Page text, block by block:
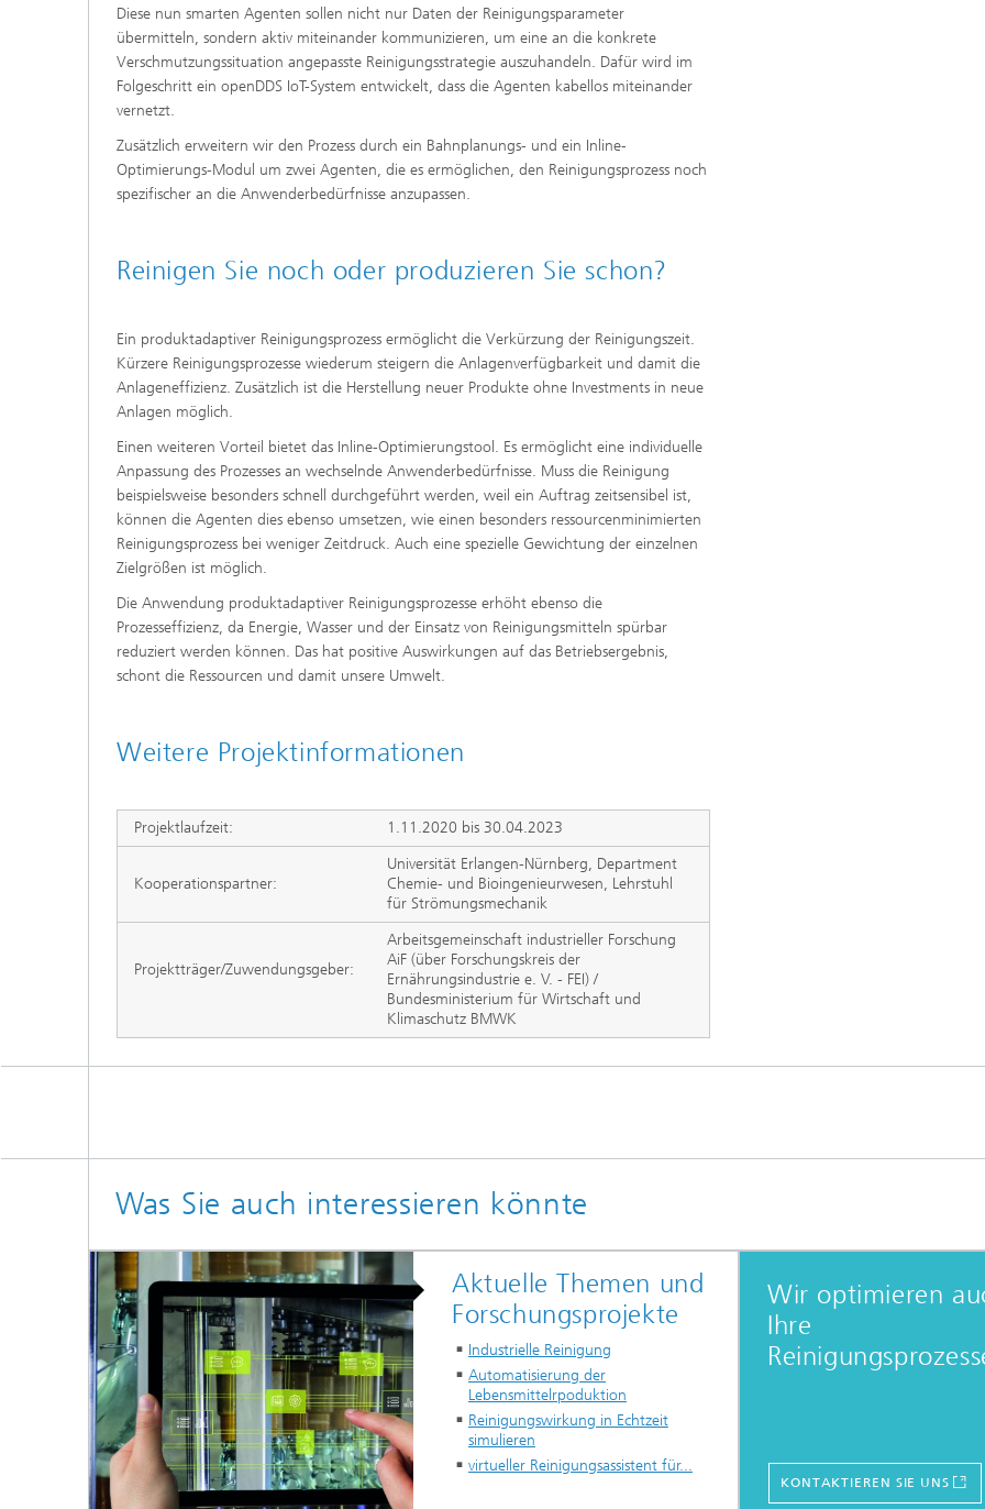
Diese nun smarten Agenten sollen nicht nur Daten der Reinigungsparameter
übermitteln, sondern aktiv miteinander kommunizieren, um eine an die konkrete
Verschmutzungssituation angepasste Reinigungsstrategie auszuhandeln. Dafür wird im
Folgeschritt ein openDDS IoT-System entwickelt, dass die Agenten kabellos miteinander
vernetzt.
Zusätzlich erweitern wir den Prozess durch ein Bahnplanungs- und ein Inline-
Optimierungs-Modul um zwei Agenten, die es ermöglichen, den Reinigungsprozess noch
spezifischer an die Anwenderbedürfnisse anzupassen.
Reinigen Sie noch oder produzieren Sie schon?
Ein produktadaptiver Reinigungsprozess ermöglicht die Verkürzung der Reinigungszeit.
Kürzere Reinigungsprozesse wiederum steigern die Anlagenverfügbarkeit und damit die
Anlageneffizienz. Zusätzlich ist die Herstellung neuer Produkte ohne Investments in neue
Anlagen möglich.
Einen weiteren Vorteil bietet das Inline-Optimierungstool. Es ermöglicht eine individuelle
Anpassung des Prozesses an wechselnde Anwenderbedürfnisse. Muss die Reinigung
beispielsweise besonders schnell durchgeführt werden, weil ein Auftrag zeitsensibel ist,
können die Agenten dies ebenso umsetzen, wie einen besonders ressourcenminimierten
Reinigungsprozess bei weniger Zeitdruck. Auch eine spezielle Gewichtung der einzelnen
Zielgrößen ist möglich.
Die Anwendung produktadaptiver Reinigungsprozesse erhöht ebenso die
Prozesseffizienz, da Energie, Wasser und der Einsatz von Reinigungsmitteln spürbar
reduziert werden können. Das hat positive Auswirkungen auf das Betriebsergebnis,
schont die Ressourcen und damit unsere Umwelt.
Weitere Projektinformationen
Projektlaufzeit: 1.11.2020 bis 30.04.2023
Kooperationspartner:
Universität Erlangen-Nürnberg, Department
Chemie- und Bioingenieurwesen, Lehrstuhl
für Strömungsmechanik
Projektträger/Zuwendungsgeber:
Arbeitsgemeinschaft industrieller Forschung
AiF (über Forschungskreis der
Ernährungsindustrie e. V. - FEI) /
Bundesministerium für Wirtschaft und
Klimaschutz BMWK
Was Sie auch interessieren könnte
Aktuelle Themen und
Forschungsprojekte
Industrielle Reinigung
Automatisierung der
Lebensmittelrpoduktion
Reinigungswirkung in Echtzeit
simulieren
virtueller Reinigungsassistent für...
Wir optimieren
Ihre
KONTAKTIEREN SIE UNS